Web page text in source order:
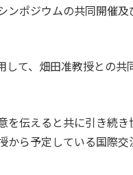
ポジウムの共同開催
て、畑田准教授との
伝えると共に引き続
ら予定している国際